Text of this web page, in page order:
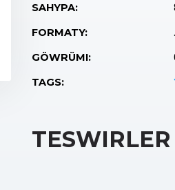
SAHYPA:
FORMATY:
GÖWRÜMI:
TAGS:
TESWIRLER